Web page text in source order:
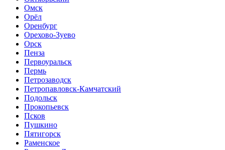
Омск
Орёл
Оренбург
Орехово-Зуево
Орск
Пенза
Первоуральск
Пермь
Петрозаводск
Петропавловск-Камчатский
Подольск
Прокопьевск
Псков
Пушкино
Пятигорск
Раменское